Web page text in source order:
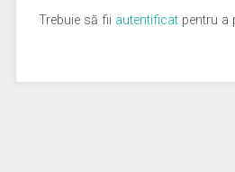
Trebuie să fii autentificatpentru a